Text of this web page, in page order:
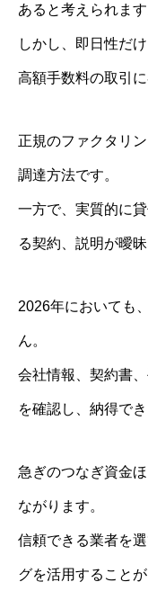
あると考えられます
しかし、即日性だ
高額手数料の取引
正規のファクタリ
調達方法です。
一方で、実質的に
る契約、説明が曖
2026年においても
ん。
会社情報、契約書
を確認し、納得で
急ぎのつなぎ資金
ながります。
信頼できる業者を
グを活用すること